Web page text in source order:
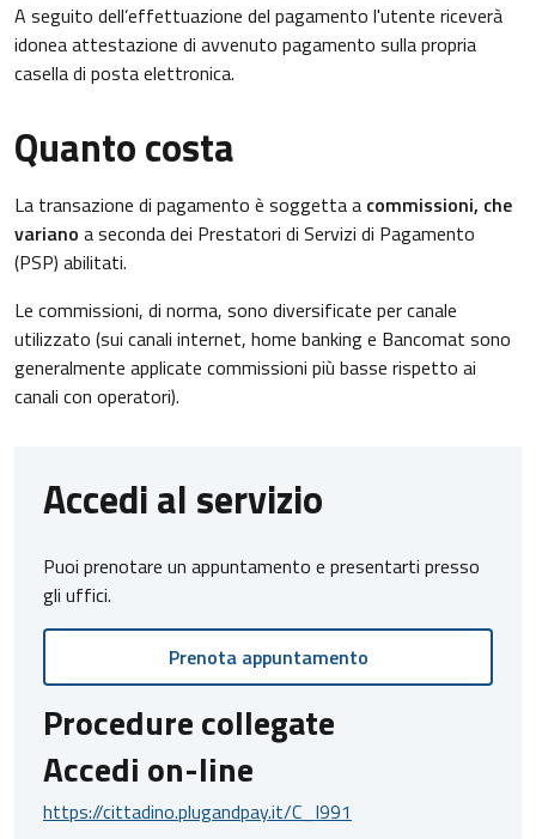
A seguito dell’effettuazione del pagamento l'utente riceverà
idonea attestazione di avvenuto pagamento sulla propria
casella di posta elettronica.
Quanto costa
La transazione di pagamento è soggetta a commissioni, che
variano a seconda dei Prestatori di Servizi di Pagamento
(PSP) abilitati.
Le commissioni, di norma, sono diversificate per canale
utilizzato (sui canali internet, home banking e Bancomat sono
generalmente applicate commissioni più basse rispetto ai
canali con operatori).
Accedi al servizio
Puoi prenotare un appuntamento e presentarti presso
gli uffici.
Prenota appuntamento
Procedure collegate
Accedi on-line
https://cittadino.plugandpay.it/C_I991